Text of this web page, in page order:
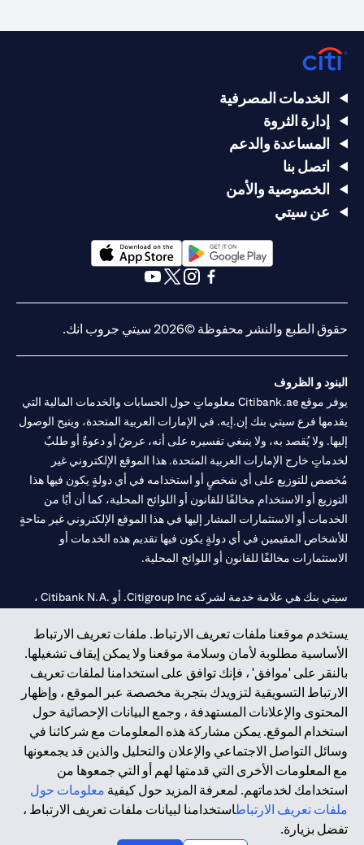
يستخدم موقعنا ملفات تعريف الارتباط. ملفات تعريف الارتباط
الأساسية مطلوبة لأمان وسلامة موقعنا ولا يمكن إيقاف تشغيلها.
بالنقر على 'موافق' ، فإنك توافق على استخدامنا لملفات تعريف
الارتباط التسويقية لتزويدك بتجربة مخصصة عبر الموقع ، وإظهار
المحتوى والإعلانات المستهدفة ، وجمع البيانات الإحصائية حول
استخدام الموقع. يمكن مشاركة هذه المعلومات مع شركائنا في
وسائل التواصل الاجتماعي والإعلان والتحليل والذين قد يجمعونها
مع المعلومات الأخرى التي قدمتها لهم أو التي جمعوها من
استخدامك لخدماتهم. لمعرفة المزيد حول كيفية معلومات حول
ملفات تعريف الارتباطاستخدامنا لبيانات ملفات تعريف الارتباط ،
تفضل بزيارة.
الخدمات المصرفية
إدارة الثروة
المساعدة والدعم
اتصل بنا
الخصوصية والأمن
عن سيتي
opens in a new tab
opens in a new tab
حقوق الطبع والنشر محفوظة ©2026 سيتي جروب انك.
البنود و الظروف
يوفر موقع Citibank.ae معلوماتٍ حول الحسابات والخدمات المالية التي
يقدمها فرع سيتي بنك إن.إيه. في الإمارات العربية المتحدة، ويتيح الوصول
إليها. ولا يُقصد به، ولا ينبغي تفسيره على أنه، عرضٌ أو دعوةٌ أو طلبٌ
لخدماتٍ خارج الإمارات العربية المتحدة. هذا الموقع الإلكتروني غير
مُخصص للتوزيع على أي شخصٍ أو استخدامه في أي دولةٍ يكون فيها هذا
التوزيع أو الاستخدام مخالفًا للقانون أو اللوائح المحلية، كما أن أيًا من
الخدمات أو الاستثمارات المشار إليها في هذا الموقع الإلكتروني غير متاحةٍ
للأشخاص المقيمين في أي دولةٍ يكون فيها تقديم هذه الخدمات أو
الاستثمارات مخالفًا للقانون أو اللوائح المحلية.
سيتي بنك هي علامة خدمة لشركة Citigroup Inc. أو .Citibank N.A ،
سيتي بنك إن. إيه. الإمارات مسجل لدى مصرف الإمارات المركزي تحت
أرقام التراخيص 202563 لفرع الوصل في دبي، 531989 لفرع مول
الإمارات في دبي، و CN-1002019 لفرع أبوظبي. هاتف: 4000 311 04.
فرع سيتي بنك إن إيه - الإمارات العربية المتحدة مرخص من مصرف
الإمارات العربية المتحدة المركزي كفرع لبنك أجنبي.
سيتي بنك إن إيه الإمارات العربية المتحدة مرخص من هيئة الأوراق المالية
والسلع في الإمارات العربية المتحدة ("SCA") للقيام بالنشاط المالي لـ أ)
الاستشارات المالية والتعريف والترويج بموجب ترخيص رقم
20200000097 ب) وسيط تداول في الأسواق الدولية بموجب ترخيص